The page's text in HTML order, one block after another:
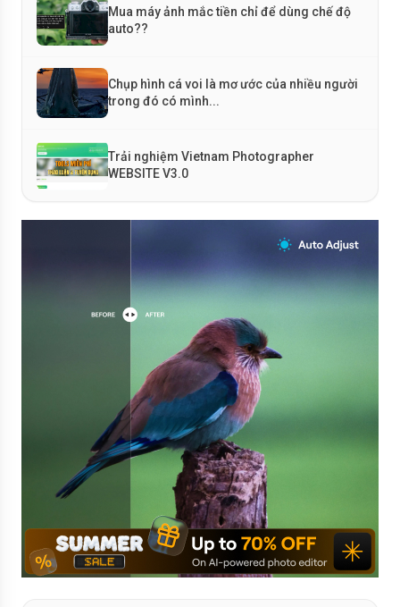
Mua máy ảnh mắc tiền chỉ để dùng chế độ
auto??
Chụp hình cá voi là mơ ước của nhiều người
trong đó có mình...
Trải nghiệm Vietnam Photographer
WEBSITE V3.0